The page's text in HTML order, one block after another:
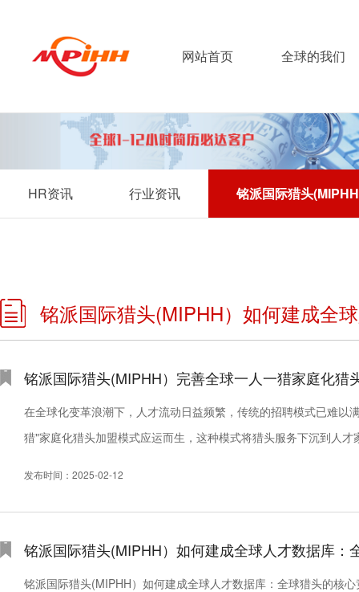
网站首页 全球的我们
HR资讯 行业资讯 铭派国际猎头
铭派国际猎头(MIPHH）如何建成全
铭派国际猎头(MIPHH）完善全球一人一猎家庭化猎
在全球化变革浪潮下，人才流动日益频繁，传统的招聘模式已难
猎"家庭化猎头加盟模式应运而生，这种模式将猎头服务下沉到人
发布时间：2025-02-12
铭派国际猎头(MIPHH）如何建成全球人才数据库：
铭派国际猎头(MIPHH）如何建成全球人才数据库：全球猎头的核